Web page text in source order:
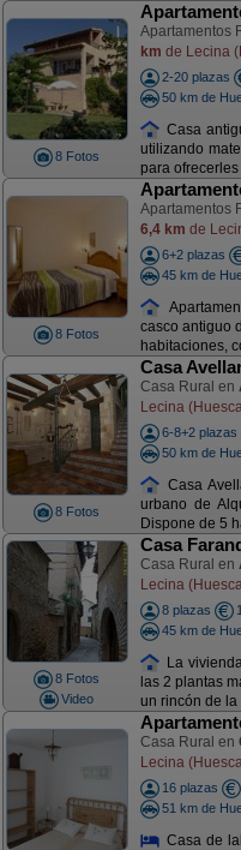
8 Fotos
Apartamentos
km de Lecina
2-20 plazas
50 km de
Casa
utilizando
para
8 Fotos
Apartamentos
6,4 km de
6+2 plazas
45 km de
casco antiguo
habitaciones,
8 Fotos
Casa
Casa Rural en
Lecina
6-8+2 plazas
50 km de
Casa
urbano de
Dispone de 5
8 Fotos
Video
Casa
Casa Rural en
Lecina
8 plazas
45 km de
La
las 2 plantas
un rincón de la
Casa Rural en
Lecina
16 plazas
51 km de
Casa de